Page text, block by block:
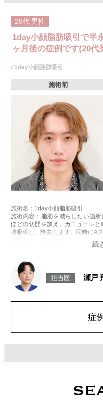
20代 男性
1day小顔脂肪吸引で半
ヶ月後の症例です(20代
#1day小顔脂肪吸引
施術前
施術名：1day小顔脂肪吸引
施術内容：脂肪を減らしたい箇
ほどの切開を加え、カニューレ
接吸引し、除去します。同時にA
目立たない部分から皮下へ挿入
リスク、副作用：赤み、熱感、
感などが術後一時的に生じるこ
染症、左右差、施術箇所の知覚
着、脂肪塞栓、皮膚のよれ、繊維
顔の脂肪吸引箇所の追加 1ヶ所ご
オプション：笑気麻酔 3,300円(税
担当医 瀬戸
症